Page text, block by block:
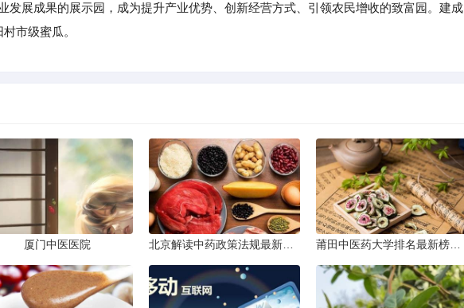
发展成果的展示园，成为提升产业优势、创新经营方式、引领农民增收的致富园。建成
市级蜜瓜。
厦门中医医院